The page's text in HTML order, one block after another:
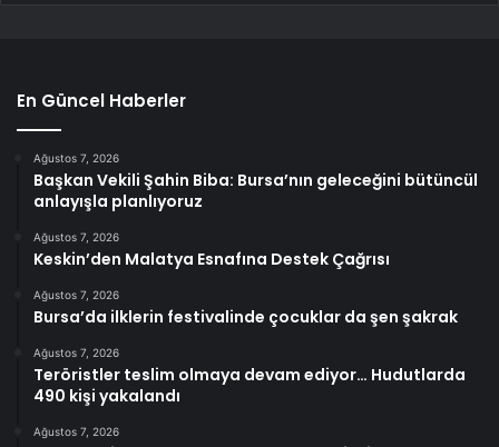
En Güncel Haberler
Ağustos 7, 2026
Başkan Vekili Şahin Biba: Bursa’nın geleceğini bütüncül
anlayışla planlıyoruz
Ağustos 7, 2026
Keskin’den Malatya Esnafına Destek Çağrısı
Ağustos 7, 2026
Bursa’da ilklerin festivalinde çocuklar da şen şakrak
Ağustos 7, 2026
Teröristler teslim olmaya devam ediyor… Hudutlarda
490 kişi yakalandı
Ağustos 7, 2026